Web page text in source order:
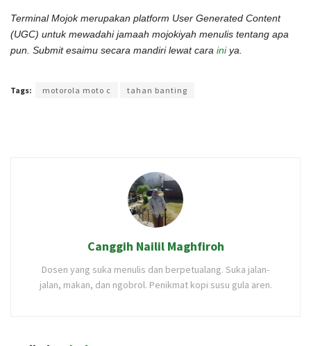
Terminal Mojok merupakan platform User Generated Content
(UGC) untuk mewadahi jamaah mojokiyah menulis tentang apa
pun. Submit esaimu secara mandiri lewat cara iniya.
Tags: motorola moto c tahan banting
Canggih Nailil Maghfiroh
Dosen yang suka menulis dan berpetualang. Suka jalan-
jalan, makan, dan ngobrol. Penikmat kopi susu gula aren.